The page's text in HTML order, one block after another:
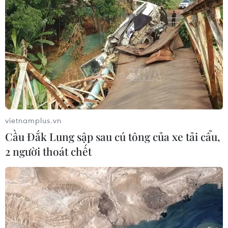
04/08/2026 08:56
Chuyển tư duy ban phát thông tin
sang hỗ trợ người dân tự bảo vệ bằng
pháp luật
04/08/2026 04:55
CƠ QUAN CHỦ QUẢN: THÔNG TẤN XÃ VIỆT NAM
Tổng Biên tập: TRẦN TIẾN DUẨN
vietnamplus.vn
Cầu Đắk Lung sập sau cú tông của xe tải cẩu,
2 người thoát chết